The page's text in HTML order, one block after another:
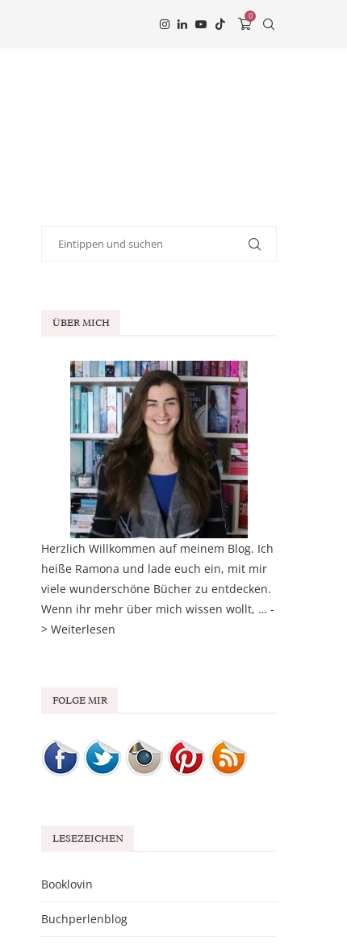
0
ÜBER MICH
Herzlich Willkommen auf meinem Blog. Ich
heiße Ramona und lade euch ein, mit mir
viele wunderschöne Bücher zu entdecken.
Wenn ihr mehr über mich wissen wollt, … -
> Weiterlesen
FOLGE MIR
LESEZEICHEN
Booklovin
Buchperlenblog